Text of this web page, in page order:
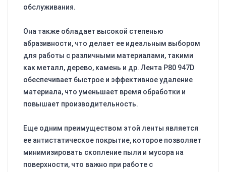
обслуживания.
Она также обладает высокой степенью
абразивности, что делает ее идеальным выбором
для работы с различными материалами, такими
как металл, дерево, камень и др. Лента P80 947D
обеспечивает быстрое и эффективное удаление
материала, что уменьшает время обработки и
повышает производительность.
Еще одним преимуществом этой ленты является
ее антистатическое покрытие, которое позволяет
минимизировать скопление пыли и мусора на
поверхности, что важно при работе с